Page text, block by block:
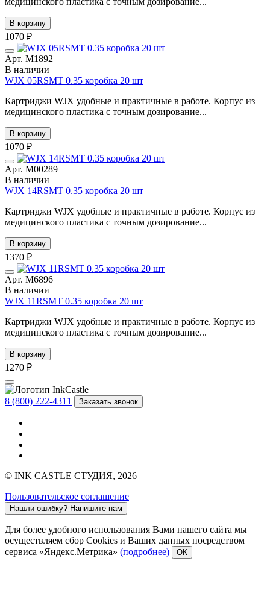
В корзину
1070 ₽
Арт. М1892
В наличии
WJX 05RSMT 0.35 коробка 20 шт
Картриджи WJX удобные и практичные в работе. Корпус из
медицинского пластика с точным дозирование...
В корзину
1070 ₽
Арт. М00289
В наличии
WJX 14RSMT 0.35 коробка 20 шт
Картриджи WJX удобные и практичные в работе. Корпус из
медицинского пластика с точным дозирование...
В корзину
1370 ₽
Арт. М6896
В наличии
WJX 11RSMT 0.35 коробка 20 шт
Картриджи WJX удобные и практичные в работе. Корпус из
медицинского пластика с точным дозирование...
В корзину
1270 ₽
8 (800) 222-4311 Заказать звонок
© INK CASTLE СТУДИЯ, 2026
Пользовательское соглашение
Нашли ошибку? Напишите нам
Для более удобного использования Вами нашего сайта мы
осуществляем сбор Cookies и Ваших данных посредством
сервиса «Яндекс.Метрика» (подробнее) ОК